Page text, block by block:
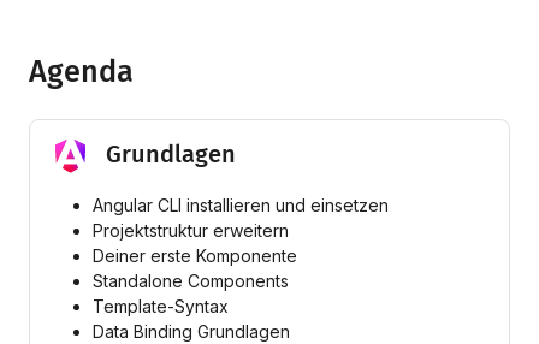
Agenda
Grundlagen
Angular CLI installieren und einsetzen
Projektstruktur erweitern
Deiner erste Komponente
Standalone Components
Template-Syntax
Data Binding Grundlagen